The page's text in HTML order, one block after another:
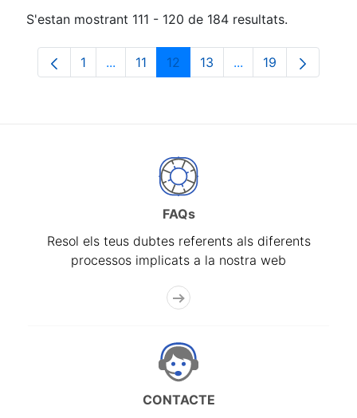
S'estan mostrant 111 - 120 de 184 resultats.
Pàgina
1 ...Pàgines intermèdies Utilitzeu TAB per
Pàgina
11 Pàgina
12 Pàgina
13 ...PàginesPàgina
19
FAQs
Resol els teus dubtes referents als diferents
processos implicats a la nostra web
CONTACTE